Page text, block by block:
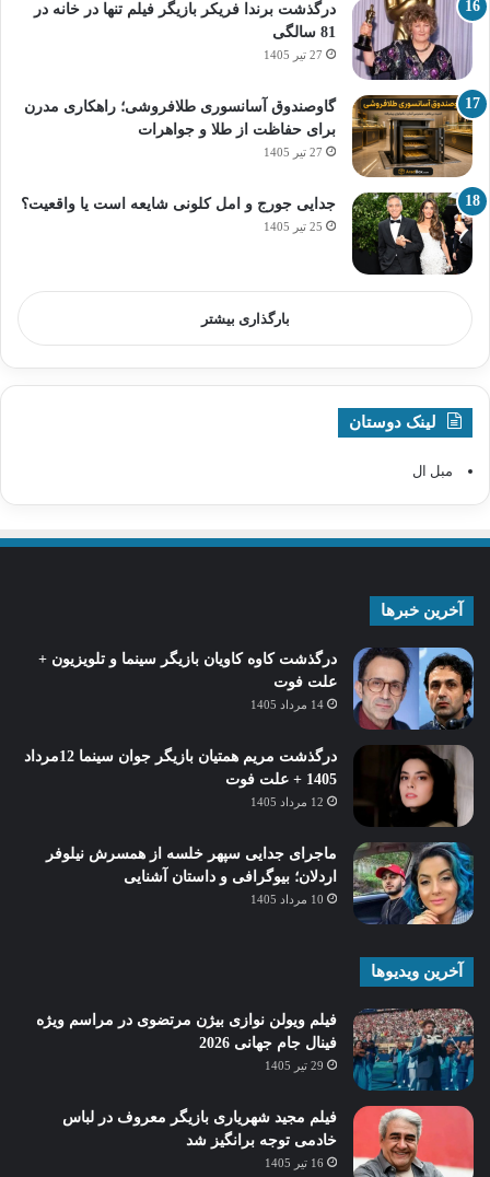
درگذشت برندا فریکر بازیگر فیلم تنها در خانه در
81 سالگی
27 تیر 1405
گاوصندوق آسانسوری طلافروشی؛ راهکاری مدرن
برای حفاظت از طلا و جواهرات
27 تیر 1405
جدایی جورج و امل کلونی شایعه است یا واقعیت؟
25 تیر 1405
بارگذاری بیشتر
لینک دوستان
مبل ال
آخرین خبرها
درگذشت کاوه کاویان بازیگر سینما و تلویزیون +
علت فوت
14 مرداد 1405
درگذشت مریم همتیان بازیگر جوان سینما 12مرداد
1405 + علت فوت
12 مرداد 1405
ماجرای جدایی سپهر خلسه از همسرش نیلوفر
اردلان؛ بیوگرافی و داستان آشنایی
10 مرداد 1405
آخرین ویدیوها
فیلم ویولن نوازی بیژن مرتضوی در مراسم ویژه
فینال جام جهانی 2026
29 تیر 1405
فیلم مجید شهریاری بازیگر معروف در لباس
خادمی توجه برانگیز شد
16 تیر 1405